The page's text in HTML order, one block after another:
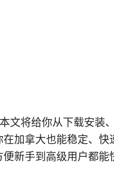
文将给你从下载安装
加拿大也能稳定、快
新手到高级用户都能